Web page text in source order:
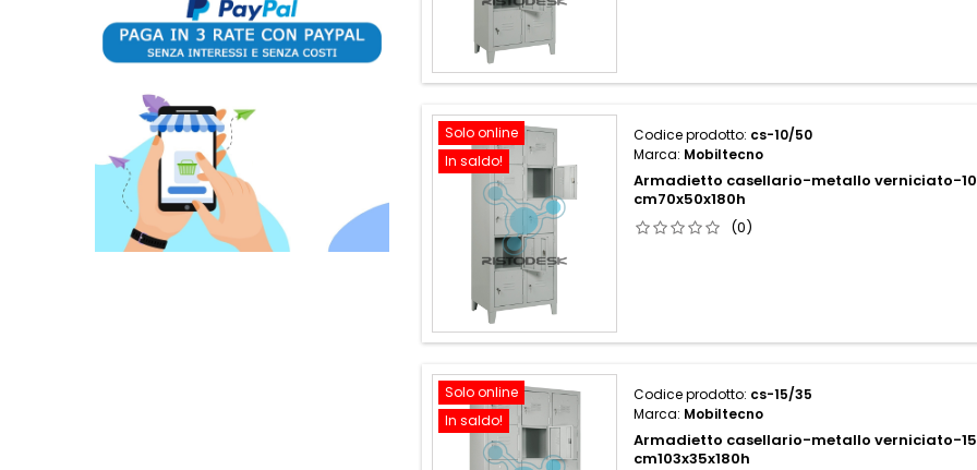
Solo online
In saldo!
Codice prodotto: cs-10/50
Marca: Mobiltecno
Armadietto casellario-metallo verniciato-
cm70x50x180h
(0)
Solo online
In saldo!
Codice prodotto: cs-15/35
Marca: Mobiltecno
Armadietto casellario-metallo verniciato-
cm103x35x180h